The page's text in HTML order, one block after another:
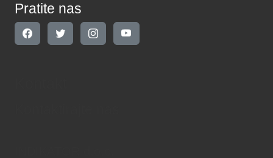
Pratite nas